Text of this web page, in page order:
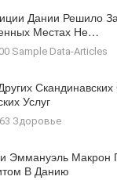
Дании Решило
Местах Не…
Sample Data-Articles
Услуг
Здоровье
Эммануэль Макрон
В Данию